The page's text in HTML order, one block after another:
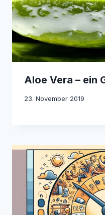
Aloe Vera – ein
23. November 2019